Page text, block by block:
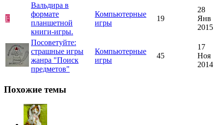
F
Вальдира в
формате
планшетной
книги-игры.
Компьютерные
игры
19
28
Янв
2015
Посоветуйте:
страшные игры
жанра "Поиск
предметов"
Компьютерные
игры
45
17
Ноя
2014
Похожие темы